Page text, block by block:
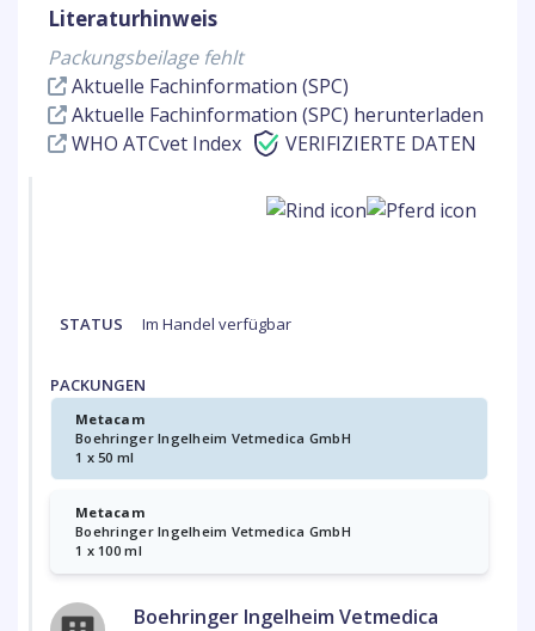
Literaturhinweis
Packungsbeilage fehlt
Aktuelle Fachinformation (SPC)
Aktuelle Fachinformation (SPC) herunterladen
WHO ATCvet Index
VERIFIZIERTE DATEN
STATUS Im Handel verfügbar
PACKUNGEN
Metacam
Boehringer Ingelheim Vetmedica GmbH
1 x 50 ml
Metacam
Boehringer Ingelheim Vetmedica GmbH
1 x 100 ml
Boehringer Ingelheim Vetmedica